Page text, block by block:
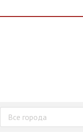
Все города